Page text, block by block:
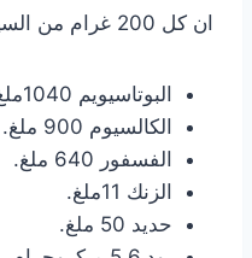
ان كل 200 غرام من السيريلاك يحتوي على :
البوتاسيويم 1040ملغ.
الكالسيوم 900 ملغ.
الفسفور 640 ملغ.
الزنك 11ملغ.
حديد 50 ملغ.